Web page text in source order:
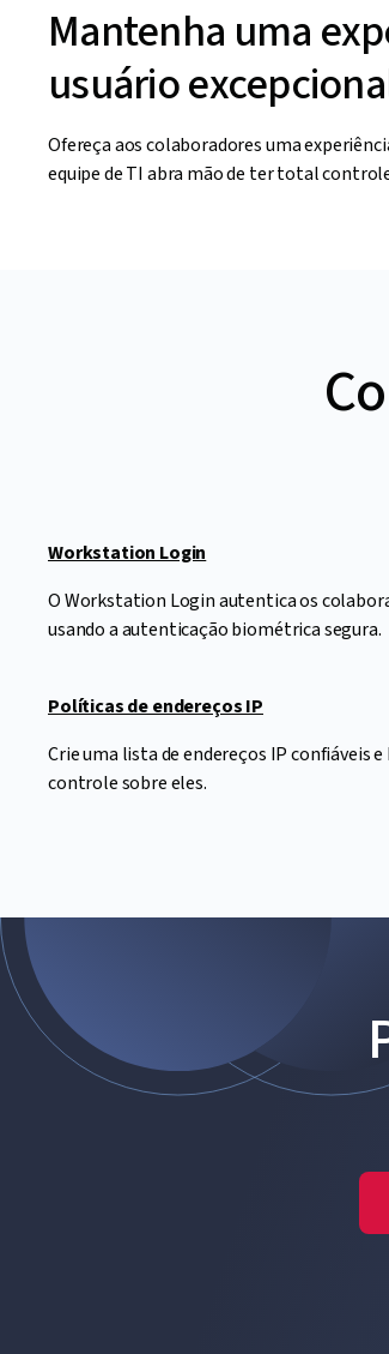
Mantenha uma
usuário
Ofereça aos colaboradores uma
equipe de TI abra mão de ter total
Workstation Login
O Workstation Login autentica os
usando a autenticação biométrica segura.
Políticas de endereços IP
Crie uma lista de endereços IP confiáveis
controle sobre eles.